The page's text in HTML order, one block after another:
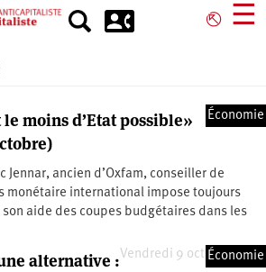
⎋ ☰
Économie
le moins d’Etat possible»
Jennar, ancien d’Oxfam, conseiller de
monétaire international impose toujours
aide des coupes budgétaires dans les
Vendredi 9 octobre 2009
Économie
alternative :